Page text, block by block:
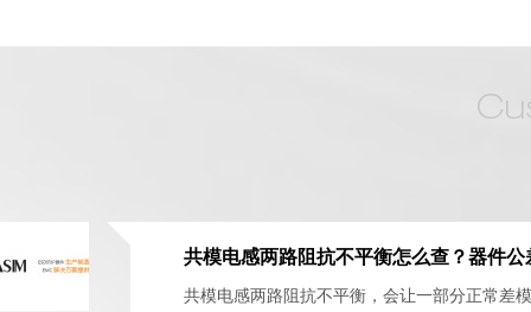
共模电感两路阻抗不平衡，会让一部分正常差